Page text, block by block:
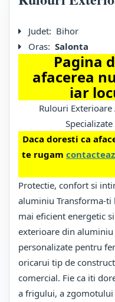
Judet: Bihor
Oras: Salonta
Pagina
afacerea
iar
Rulouri
Daca doresti ca
te rugam
Protectie, confort si
aluminiu Transforma-ti
mai eficient energetic
exterioare din
personalizate pentru
oricarui tip de
comercial. Fie ca iti
a frigului, a